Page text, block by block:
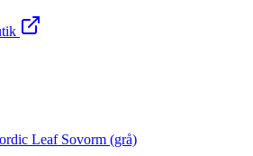
Leaf Sovorm (grå)